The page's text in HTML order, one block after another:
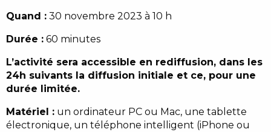
Quand : 30 novembre 2023 à 10 h
Durée : 60 minutes
L’activité sera accessible en rediffusion, dans les
24h suivants la diffusion initiale et ce, pour une
durée limitée.
Matériel : un ordinateur PC ou Mac, une tablette
électronique, un téléphone intelligent (iPhone ou